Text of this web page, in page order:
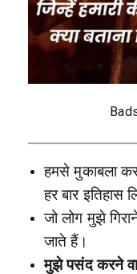
हमसे मुकाबला
हर बार इतिहास
जो लोग मुझे
जाते हैं।
मुझे पसंद करने